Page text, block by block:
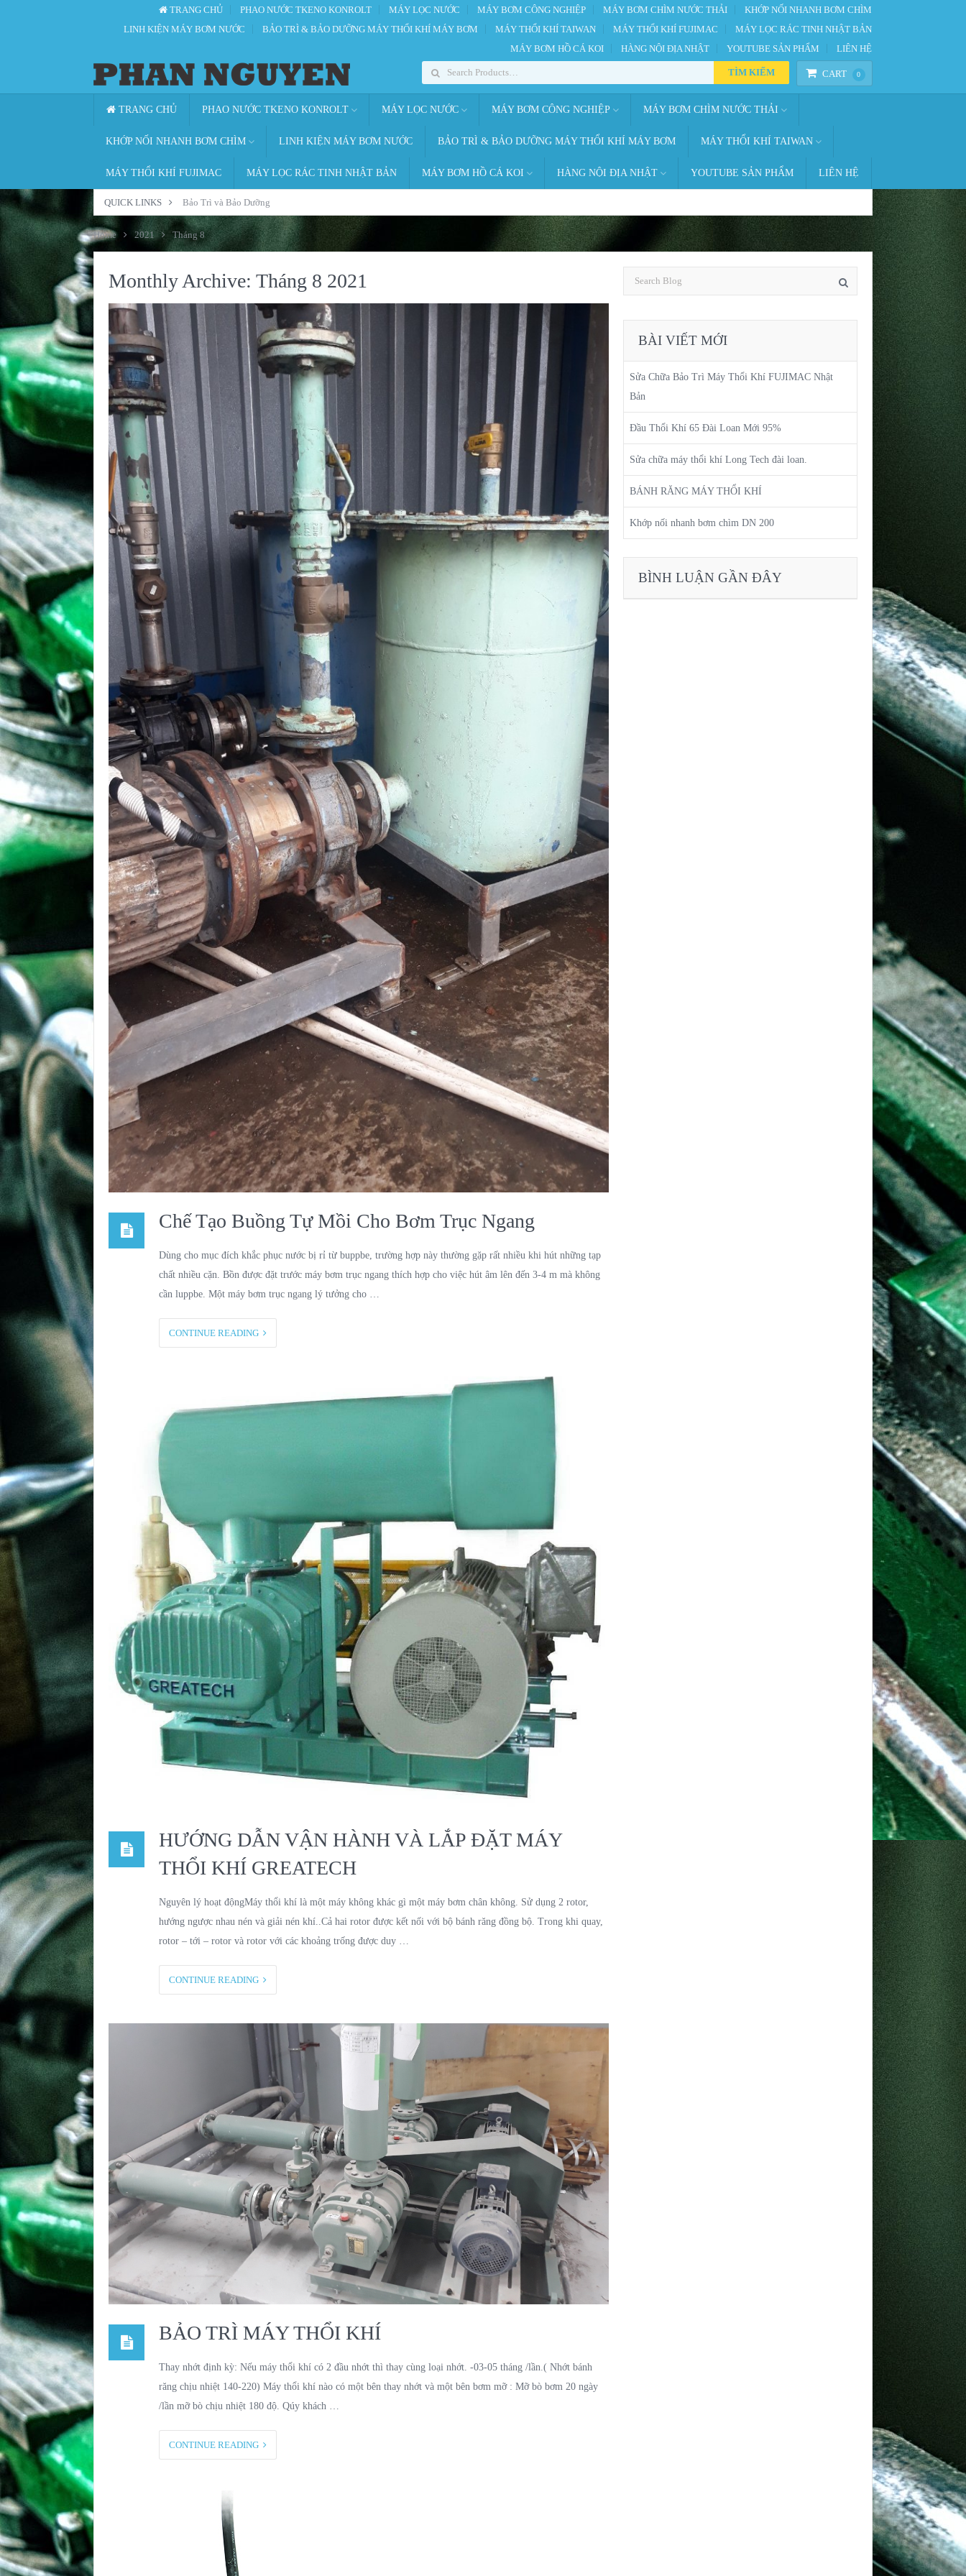
TRANG CHỦ PHAO NƯỚC TKENO KONROLT MÁY LỌC NƯỚC MÁY BƠM CÔNG NGHIỆP MÁY BƠM CHÌM NƯỚC THẢI
KHỚP NỐI NHANH BƠM CHÌM
LINH KIỆN MÁY BƠM NƯỚC
BẢO TRÌ & BẢO DƯỠNG MÁY THỔI KHÍ MÁY BƠM MÁY THỔI KHÍ TAIWAN MÁY THỔI KHÍ FUJIMAC
MÁY LỌC RÁC TINH NHẬT BẢN
MÁY BƠM HỒ CÁ KOI
HÀNG NỘI ĐỊA NHẬT YOUTUBE SẢN PHẨM LIÊN HỆ
CART 0
TÌM KIẾM
TRANG CHỦ PHAO NƯỚC TKENO KONROLT MÁY LỌC NƯỚC MÁY BƠM CÔNG NGHIỆP MÁY BƠM CHÌM NƯỚC THẢI
KHỚP NỐI NHANH BƠM CHÌM LINH KIỆN MÁY BƠM NƯỚC BẢO TRÌ & BẢO DƯỠNG MÁY THỔI KHÍ MÁY BƠM MÁY THỔI KHÍ TAIWAN
MÁY THỔI KHÍ FUJIMAC MÁY LỌC RÁC TINH NHẬT BẢN MÁY BƠM HỒ CÁ KOI HÀNG NỘI ĐỊA NHẬT YOUTUBE SẢN PHẨM LIÊN HỆ
QUICK LINKS Bảo Trì và Bảo Dưỡng
Home 2021 Tháng 8
Monthly Archive: Tháng 8 2021
Chế Tạo Buồng Tự Mồi Cho Bơm Trục Ngang
Dùng cho mục đích khắc phục nước bị rỉ từ buppbe, trường hợp này thường gặp rất nhiều khi hút những tạp
chất nhiều cặn. Bồn được đặt trước máy bơm trục ngang thích hợp cho việc hút âm lên đến 3-4 m mà không
cần luppbe. Một máy bơm trục ngang lý tưởng cho …
CONTINUE READING
HƯỚNG DẪN VẬN HÀNH VÀ LẮP ĐẶT MÁY
THỔI KHÍ GREATECH
Nguyên lý hoạt độngMáy thổi khí là một máy không khác gì một máy bơm chân không. Sử dụng 2 rotor,
hướng ngược nhau nén và giải nén khí..Cả hai rotor được kết nối với bộ bánh răng đồng bộ. Trong khi quay,
rotor – tới – rotor và rotor với các khoảng trống được duy …
CONTINUE READING
BẢO TRÌ MÁY THỔI KHÍ
Thay nhớt định kỳ: Nếu máy thổi khí có 2 đầu nhớt thì thay cùng loại nhớt. -03-05 tháng /lần.( Nhớt bánh
răng chịu nhiệt 140-220) Máy thổi khí nào có một bên thay nhớt và một bên bơm mỡ : Mỡ bò bơm 20 ngày
/lần mỡ bò chịu nhiệt 180 độ. Qúy khách …
CONTINUE READING
BÀI VIẾT MỚI
Sửa Chữa Bảo Trì Máy Thổi Khí FUJIMAC Nhật
Bản
Đầu Thổi Khí 65 Đài Loan Mới 95%
Sửa chữa máy thổi khí Long Tech đài loan.
BÁNH RĂNG MÁY THỔI KHÍ
Khớp nối nhanh bơm chìm DN 200
BÌNH LUẬN GẦN ĐÂY